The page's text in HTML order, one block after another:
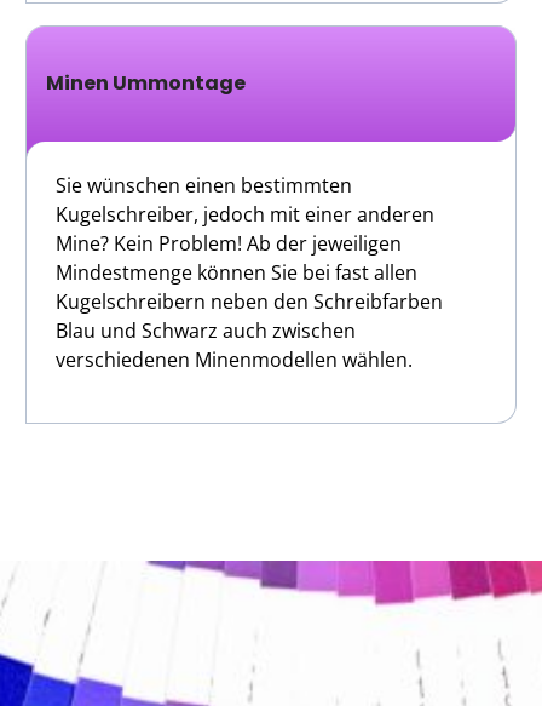
Minen Ummontage
Sie wünschen einen bestimmten
Kugelschreiber, jedoch mit einer anderen
Mine? Kein Problem! Ab der jeweiligen
Mindestmenge können Sie bei fast allen
Kugelschreibern neben den Schreibfarben
Blau und Schwarz auch zwischen
verschiedenen Minenmodellen wählen.